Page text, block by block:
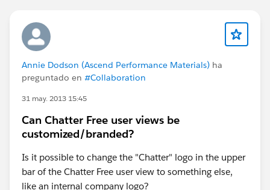
Annie Dodson (Ascend Performance Materials) ha
preguntado en #Collaboration
31 may. 2013 15:45
Can Chatter Free user views be
customized/branded?
Is it possible to change the "Chatter" logo in the upper
bar of the Chatter Free user view to something else,
like an internal company logo?